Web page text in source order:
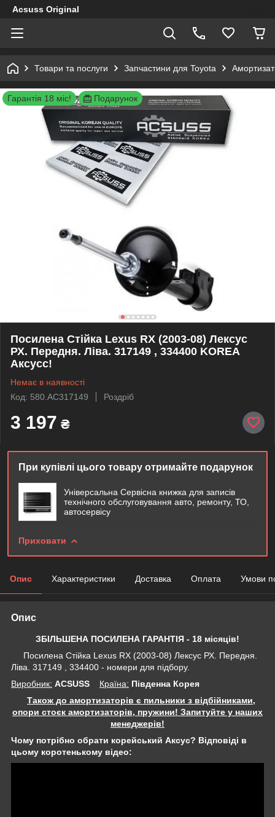
Acsuss Original
Товари та послуги Запчастини для Toyota
Гарантія 18 міс! Подарунок
Посилена Стійка Lexus RX (2003-08) Лексус
РХ. Передня. Ліва. 317149 , 334400 KOREA
Аксусс!
Немає в наявності
Код: 580.AC317149
Роздріб
3 197 ₴
При купівлі цього товару отримайте подарунок
Універсальна Сервісна книжка для записів
технічного обслуговування авто, ремонту, ТО,
автосервісу
Приховати
Опис Характеристики Доставка Оплата Умови
Опис
ЗБІЛЬШЕНА ПОСИЛЕНА ГАРАНТІЯ - 18 місяців!
Посилена Стійка Lexus RX (2003-08) Лексус РХ. Передня.
Ліва. 317149 , 334400 - номери для підбору.
Виробник: ACSUSS Крaїна: Південна Корея
Також до амортизаторів є пильники з відбійниками,
опори стоєк амортизаторів, пружини! Запитуйте у наших
менеджерів!
Чому потрібно обрати корейський Аксус? Відповіді в
цьому коротенькому відео: